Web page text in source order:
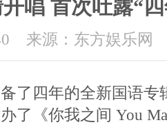
唱 首次吐露“
来源：东方娱乐网
四年的全新国语专
了《你我之间 You